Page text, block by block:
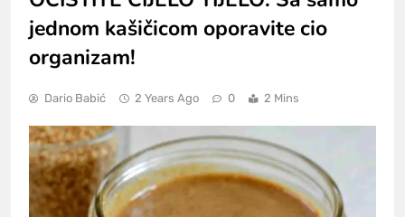
jednom kašičicom oporavite cio
organizam!
Dario Babić 2 Years Ago 0 2 Mins